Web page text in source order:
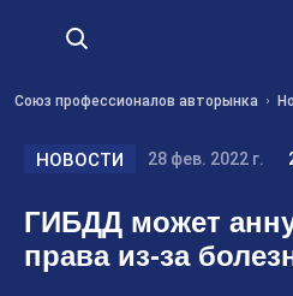
Союз профессионалов авторынка
НОВОСТИ 28 фев. 2022 г.
ГИБДД может
права из-за